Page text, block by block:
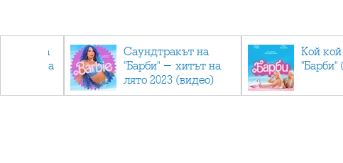
върна
мандата
Саундтракът на
"Барби" - хитът на
лято 2023 (видео)
Кой
"Барби"